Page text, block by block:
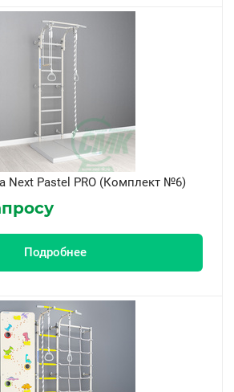
Next Pastel PRO (Комплект №6)
Подробнее